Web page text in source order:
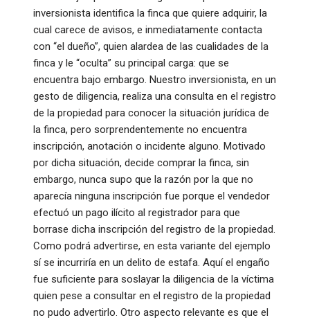
inversionista identifica la finca que quiere adquirir, la
cual carece de avisos, e inmediatamente contacta
con “el dueño”, quien alardea de las cualidades de la
finca y le “oculta” su principal carga: que se
encuentra bajo embargo. Nuestro inversionista, en un
gesto de diligencia, realiza una consulta en el registro
de la propiedad para conocer la situación jurídica de
la finca, pero sorprendentemente no encuentra
inscripción, anotación o incidente alguno. Motivado
por dicha situación, decide comprar la finca, sin
embargo, nunca supo que la razón por la que no
aparecía ninguna inscripción fue porque el vendedor
efectuó un pago ilícito al registrador para que
borrase dicha inscripción del registro de la propiedad.
Como podrá advertirse, en esta variante del ejemplo
sí se incurriría en un delito de estafa. Aquí el engaño
fue suficiente para soslayar la diligencia de la víctima
quien pese a consultar en el registro de la propiedad
no pudo advertirlo. Otro aspecto relevante es que el